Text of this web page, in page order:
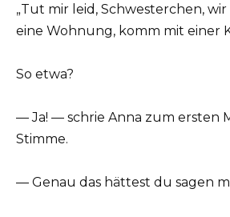
„Tut mir leid, Schwesterchen,
eine Wohnung, komm mit einer
So etwa?
— Ja! — schrie Anna zum ersten
Stimme.
— Genau das hättest du sagen